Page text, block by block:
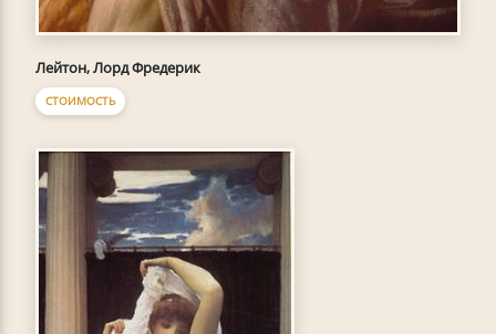
Лейтон, Лорд Фредерик
СТОИМОСТЬ